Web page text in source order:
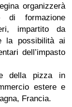
organizzerà
di formazione
impartito da
la possibilità ai
dell’impasto
della pizza in
estere e
Francia.